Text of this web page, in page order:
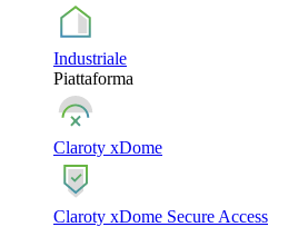
Industriale
Piattaforma
Claroty xDome
Claroty xDome Secure Access